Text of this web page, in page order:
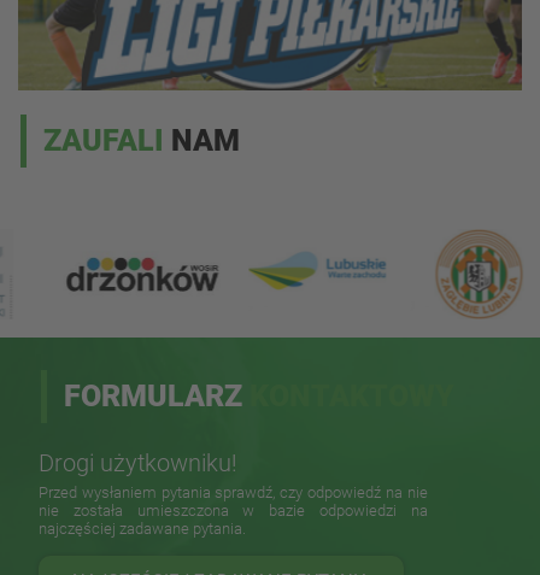
ZAUFALI NAM
FORMULARZ
Drogi użytkowniku!
Przed wysłaniem pytania sprawdź, czy odpowiedź na nie
nie została umieszczona w bazie odpowiedzi na
najczęściej zadawane pytania.